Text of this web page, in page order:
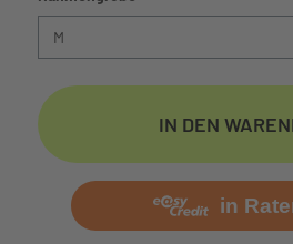
IN DEN